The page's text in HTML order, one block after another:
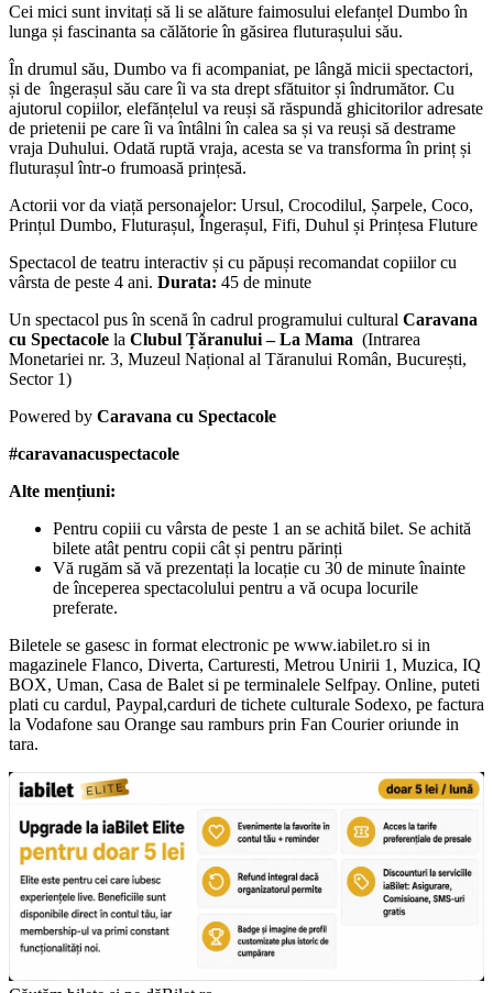
Cei mici sunt invitați să li se alăture faimosului elefanțel Dumbo în
lunga și fascinanta sa călătorie în găsirea fluturașului său.
În drumul său, Dumbo va fi acompaniat, pe lângă micii spectactori,
și de îngerașul său care îi va sta drept sfătuitor și îndrumător. Cu
ajutorul copiilor, elefănțelul va reuși să răspundă ghicitorilor adresate
de prietenii pe care îi va întâlni în calea sa și va reuși să destrame
vraja Duhului. Odată ruptă vraja, acesta se va transforma în prinț și
fluturașul într-o frumoasă prințesă.
Actorii vor da viață personajelor: Ursul, Crocodilul, Șarpele, Coco,
Prințul Dumbo, Fluturașul, Îngerașul, Fifi, Duhul și Prințesa Fluture
Spectacol de teatru interactiv și cu păpuși recomandat copiilor cu
vârsta de peste 4 ani. Durata: 45 de minute
Un spectacol pus în scenă în cadrul programului cultural Caravana
cu Spectacole la Clubul Țăranului – La Mama (Intrarea
Monetariei nr. 3, Muzeul Național al Tăranului Român, București,
Sector 1)
Powered by Caravana cu Spectacole
#caravanacuspectacole
Alte mențiuni:
Pentru copiii cu vârsta de peste 1 an se achită bilet. Se achită
bilete atât pentru copii cât și pentru părinți
Vă rugăm să vă prezentați la locație cu 30 de minute înainte
de începerea spectacolului pentru a vă ocupa locurile
preferate.
Biletele se gasesc in format electronic pe www.iabilet.ro si in
magazinele Flanco, Diverta, Carturesti, Metrou Unirii 1, Muzica, IQ
BOX, Uman, Casa de Balet si pe terminalele Selfpay. Online, puteti
plati cu cardul, Paypal,carduri de tichete culturale Sodexo, pe factura
la Vodafone sau Orange sau ramburs prin Fan Courier oriunde in
tara.